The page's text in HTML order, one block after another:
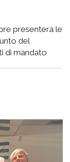
presenterà le
del
di mandato